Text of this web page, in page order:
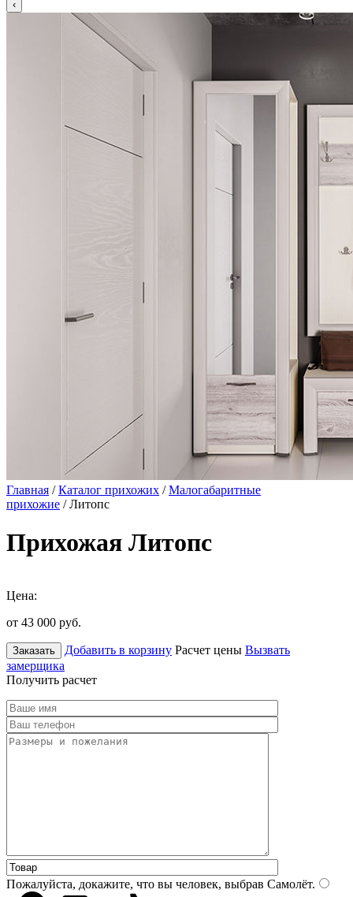
Главная /Каталог прихожих /Малогабаритные
прихожие / Литопс
Прихожая Литопс
Цена:
от 43 000 руб.
Заказать Добавить в корзину Расчет цены Вызвать
замерщика
Получить расчет
Пожалуйста, докажите, что вы человек, выбрав Самолёт.